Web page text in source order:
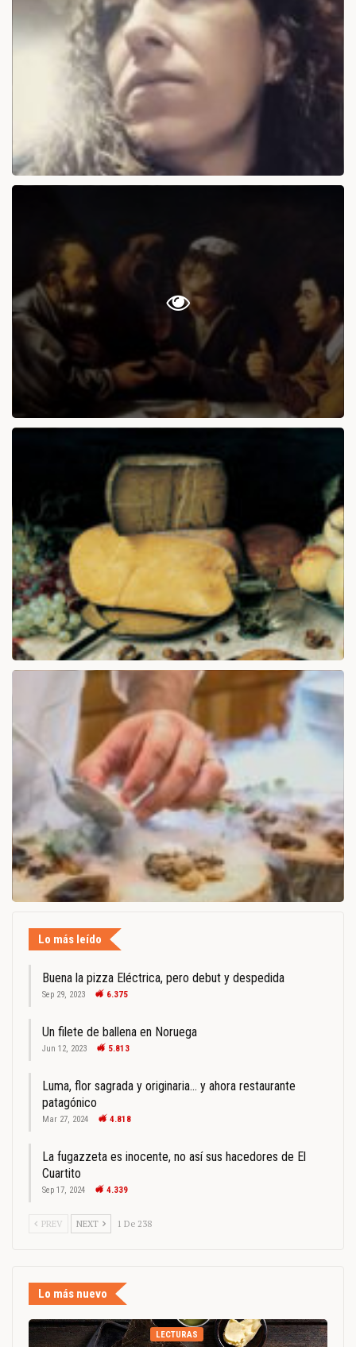
Lo más leído
Buena la pizza Eléctrica, pero debut y despedida
Sep 29, 2023 6.375
Un filete de ballena en Noruega
Jun 12, 2023 5.813
Luma, flor sagrada y originaria… y ahora restaurante
patagónico
Mar 27, 2024 4.818
La fugazzeta es inocente, no así sus hacedores de El
Cuartito
Sep 17, 2024 4.339
PREV NEXT 1 De 238
Lo más nuevo
LECTURAS